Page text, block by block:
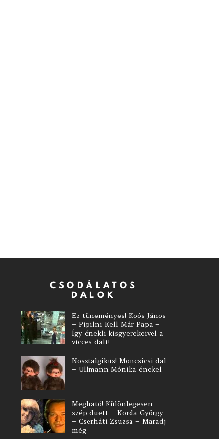
CSODÁLATOS
DALOK
Ez tüneményes! Koós János
– Pipilni Kell Már Papa –
Így énekli kisgyerekeivel a
vicces dalt!
Nosztalgikus! Moncsicsi dal
– Ullmann Mónika énekel
Megható! Különlegesen
szép duett – Korda György
– Cserháti Zsuzsa – Maradj
még